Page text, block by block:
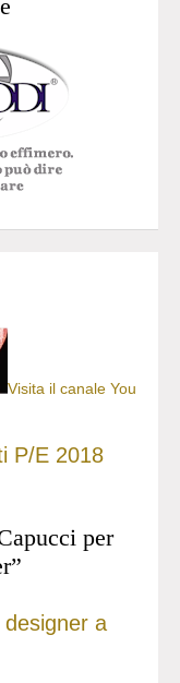
Visita il canale You
P/E 2018
per
a